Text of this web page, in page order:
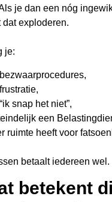
je dan een nóg
dat exploderen.
je:
snap het niet”,
een
ruimte heeft voor
betaalt iedereen wel.
betekent